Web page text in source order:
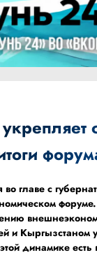
главе с
и Кыргызстаном
динамике есть